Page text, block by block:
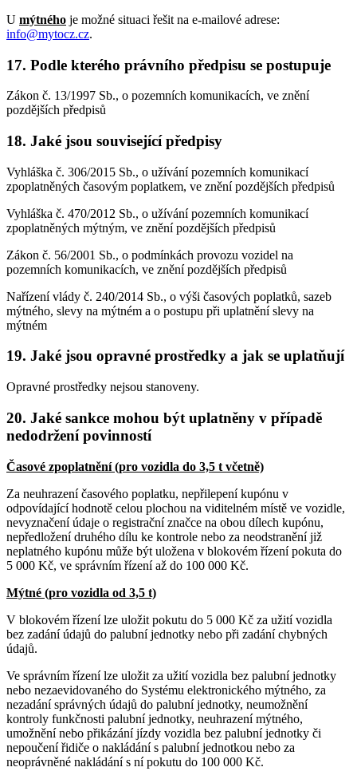
U mýtného je možné situaci řešit na e-mailové adrese:
info@mytocz.cz.
17. Podle kterého právního předpisu se postupuje
Zákon č. 13/1997 Sb., o pozemních komunikacích, ve znění
pozdějších předpisů
18. Jaké jsou související předpisy
Vyhláška č. 306/2015 Sb., o užívání pozemních komunikací
zpoplatněných časovým poplatkem, ve znění pozdějších předpisů
Vyhláška č. 470/2012 Sb., o užívání pozemních komunikací
zpoplatněných mýtným, ve znění pozdějších předpisů
Zákon č. 56/2001 Sb., o podmínkách provozu vozidel na
pozemních komunikacích, ve znění pozdějších předpisů
Nařízení vlády č. 240/2014 Sb., o výši časových poplatků, sazeb
mýtného, slevy na mýtném a o postupu při uplatnění slevy na
mýtném
19. Jaké jsou opravné prostředky a jak se uplatňují
Opravné prostředky nejsou stanoveny.
20. Jaké sankce mohou být uplatněny v případě
nedodržení povinností
Časové zpoplatnění (pro vozidla do 3,5 t včetně)
Za neuhrazení časového poplatku, nepřilepení kupónu v
odpovídající hodnotě celou plochou na viditelném místě ve vozidle,
nevyznačení údaje o registrační značce na obou dílech kupónu,
nepředložení druhého dílu ke kontrole nebo za neodstranění již
neplatného kupónu může být uložena v blokovém řízení pokuta do
5 000 Kč, ve správním řízení až do 100 000 Kč.
Mýtné (pro vozidla od 3,5 t)
V blokovém řízení lze uložit pokutu do 5 000 Kč za užití vozidla
bez zadání údajů do palubní jednotky nebo při zadání chybných
údajů.
Ve správním řízení lze uložit za užití vozidla bez palubní jednotky
nebo nezaevidovaného do Systému elektronického mýtného, za
nezadání správných údajů do palubní jednotky, neumožnění
kontroly funkčnosti palubní jednotky, neuhrazení mýtného,
umožnění nebo přikázání jízdy vozidla bez palubní jednotky či
nepoučení řidiče o nakládání s palubní jednotkou nebo za
neoprávněné nakládání s ní pokutu do 100 000 Kč.